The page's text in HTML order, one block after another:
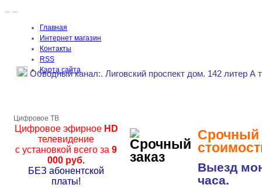
... ...
Главная
Интернет магазин
Контакты
RSS
Карта сайта
Обводный канал:. Лиговский проспект дом. 142 литер А
Срочный
Выезд
часа.
Цифровое ТВ
Цифровое эфирноеHD
телевидение
с установкой всего за 9
000 руб.
БЕЗ абонентской
платы!